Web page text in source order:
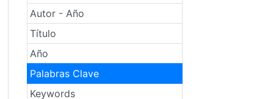
Autor - Año
Título
Año
Palabras Clave
Keywords